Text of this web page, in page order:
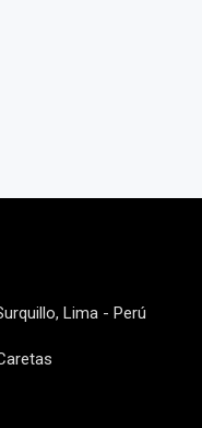
Lima - Perú